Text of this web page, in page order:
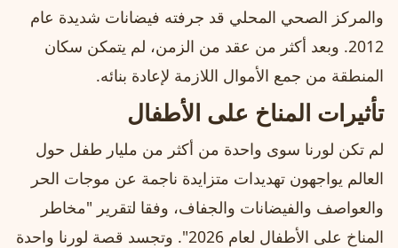
والمركز الصحي المحلي قد جرفته فيضانات شديدة عام
2012. وبعد أكثر من عقد من الزمن، لم يتمكن سكان
المنطقة من جمع الأموال اللازمة لإعادة بنائه.
تأثيرات المناخ على الأطفال
لم تكن لورنا سوى واحدة من أكثر من مليار طفل حول
العالم يواجهون تهديدات متزايدة ناجمة عن موجات الحر
والعواصف والفيضانات والجفاف، وفقا لتقرير "مخاطر
المناخ على الأطفال لعام 2026". وتجسد قصة لورنا واحدة